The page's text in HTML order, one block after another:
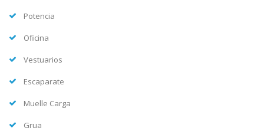
Potencia
Oficina
Vestuarios
Escaparate
Muelle Carga
Grua